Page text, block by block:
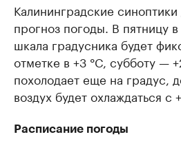
Калининградские синоптики
прогноз погоды. В пятницу
шкала градусника будет
отметке в +3 °C, субботу —
похолодает еще на градус,
воздух будет охлаждаться с
Расписание погоды